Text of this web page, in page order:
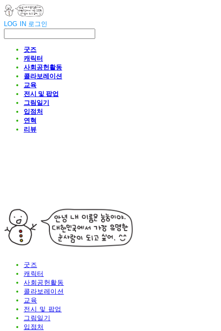
LOG IN 로그인
굿즈
캐릭터
사회공헌활동
콜라보레이션
교육
전시 및 팝업
그림일기
입점처
연혁
리뷰
굿즈
캐릭터
사회공헌활동
콜라보레이션
교육
전시 및 팝업
그림일기
입점처